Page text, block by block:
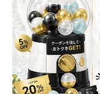
※祝